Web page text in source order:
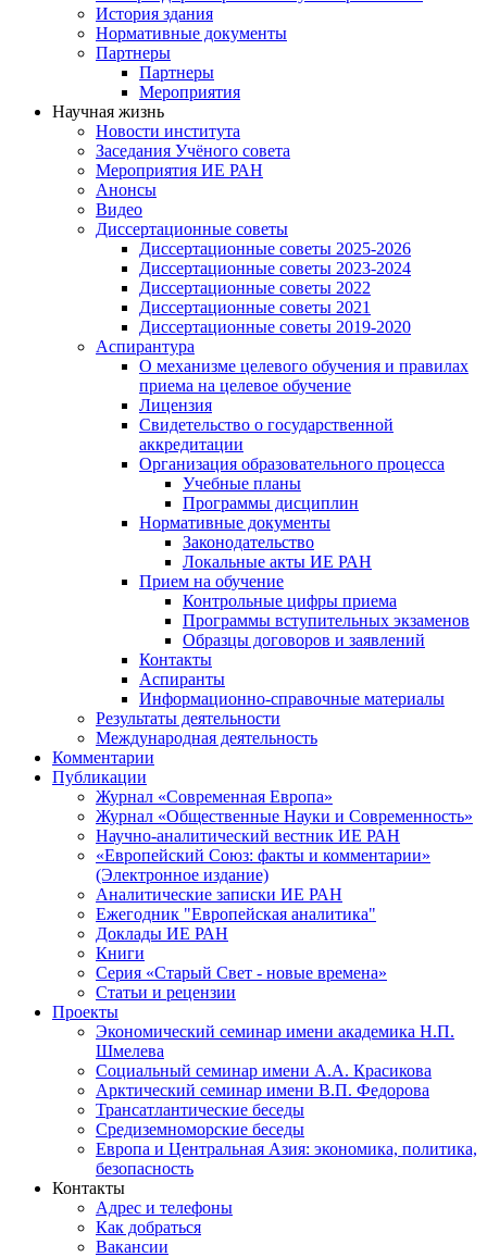
История здания
Нормативные документы
Партнеры
Партнеры
Мероприятия
Научная жизнь
Новости института
Заседания Учёного совета
Мероприятия ИЕ РАН
Анонсы
Видео
Диссертационные советы
Диссертационные советы 2025-2026
Диссертационные советы 2023-2024
Диссертационные советы 2022
Диссертационные советы 2021
Диссертационные советы 2019-2020
Аспирантура
О механизме целевого обучения и правилах
приема на целевое обучение
Лицензия
Свидетельство о государственной
аккредитации
Организация образовательного процесса
Учебные планы
Программы дисциплин
Нормативные документы
Законодательство
Локальные акты ИЕ РАН
Прием на обучение
Контрольные цифры приема
Программы вступительных экзаменов
Образцы договоров и заявлений
Контакты
Аспиранты
Информационно-справочные материалы
Результаты деятельности
Международная деятельность
Комментарии
Публикации
Журнал «Современная Европа»
Журнал «Общественные Науки и Современность»
Научно-аналитический вестник ИЕ РАН
«Европейский Союз: факты и комментарии»
(Электронное издание)
Аналитические записки ИЕ РАН
Ежегодник "Европейская аналитика"
Доклады ИЕ РАН
Книги
Серия «Старый Свет - новые времена»
Статьи и рецензии
Проекты
Экономический семинар имени академика Н.П.
Шмелева
Социальный семинар имени А.А. Красикова
Арктический семинар имени В.П. Федорова
Трансатлантические беседы
Средиземноморские беседы
Европа и Центральная Азия: экономика, политика,
безопасность
Контакты
Адрес и телефоны
Как добраться
Вакансии